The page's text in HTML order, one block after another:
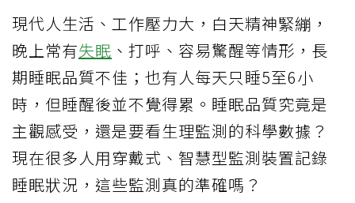
現代人生活、工作壓力大，白天精神緊繃，
晚上常有失眠 、打呼、容易驚醒等情形，長
期睡眠品質不佳；也有人每天只睡5至6小
時，但睡醒後並不覺得累。睡眠品質究竟是
主觀感受，還是要看生理監測的科學數據？
現在很多人用穿戴式、智慧型監測裝置記錄
睡眠狀況，這些監測真的準確嗎？